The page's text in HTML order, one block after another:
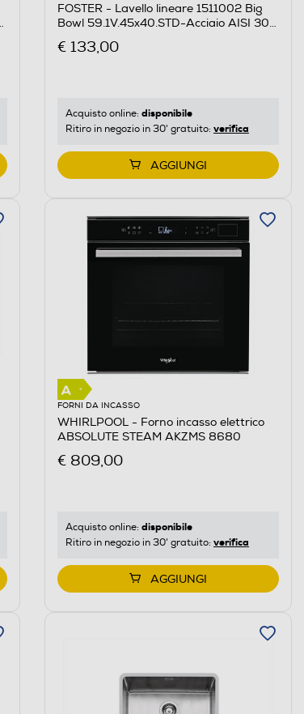
FOSTER - Lavello lineare 1511002 Big
Bowl 59.1V.45x40.STD-Acciaio AISI 304
€ 133,00
Acquisto online: disponibile
Ritiro in negozio in 30' gratuito: verifica
AGGIUNGI
FORNI DA INCASSO
WHIRLPOOL - Forno incasso elettrico
ABSOLUTE STEAM AKZMS 8680
€ 809,00
Acquisto online: disponibile
Ritiro in negozio in 30' gratuito: verifica
AGGIUNGI